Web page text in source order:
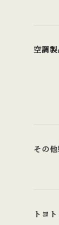
空調
その
トヨ